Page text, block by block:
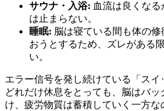
サウナ・入浴: 血流は良くな
は止まらない。
睡眠: 脳は寝ている間も体の
おうとするため、ズレがある
い。
エラー信号を発し続けている「スイ
どれだけ休息をとっても、脳はバ
け、疲労物質は蓄積していく一方な